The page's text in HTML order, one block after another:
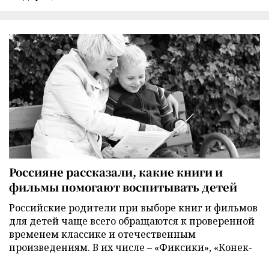
Россияне рассказали, какие книги и
фильмы помогают воспитывать детей
Российские родители при выборе книг и фильмов
для детей чаще всего обращаются к проверенной
временем классике и отечественным
произведениям. В их числе – «Фиксики», «Конек-